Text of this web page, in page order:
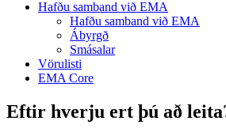
Hafðu samband við EMA
Hafðu samband við EMA
Ábyrgð
Smásalar
Vörulisti
EMA Core
Eftir hverju ert þú að